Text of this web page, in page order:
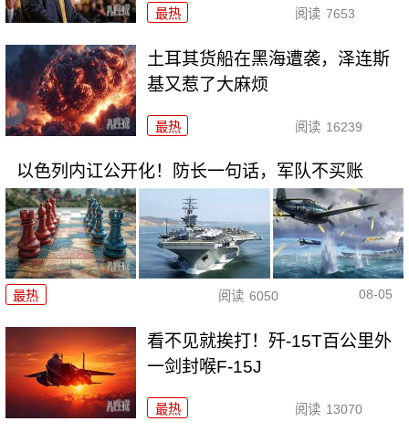
最热 阅读 7653
土耳其货船在黑海遭袭，泽连斯
基又惹了大麻烦
最热 阅读 16239
以色列内讧公开化！防长一句话，军队不买账
最热 阅读 6050 08-05
看不见就挨打！歼-15T百公里外
一剑封喉F-15J
最热 阅读 13070